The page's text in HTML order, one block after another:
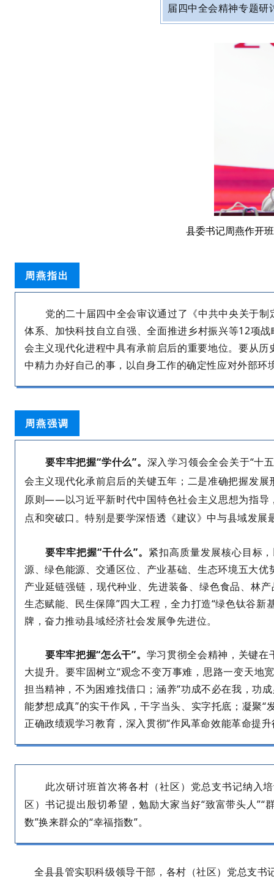
届四中全会精神专题研
县委书记周燕作开
周燕指出
党的二十届四中全会审议通过了《中共中央关于
体系、加快科技自立自强、全面推进乡村振兴等12项战
会主义现代化进程中具有承前启后的重要地位。要从
中精力办好自己的事，以自身工作的确定性应对外部环
周燕强调
要牢牢把握“学什么”。 深入学习领会全会关于“十
会主义现代化承前启后的关键五年；二是准确把握发展
原则——以习近平新时代中国特色社会主义思想为指导
点和突破口。特别是要学深悟透《建议》中与县域发
要牢牢把握“干什么”。 紧扣高质量发展核心目标
源、绿色能源、交通区位、产业基础、生态环境五大优
产业延链强链，现代种业、先进装备、绿色食品、林
生态赋能、民生保障”四大工程，全力打造“绿色钛谷新
牌，奋力推动县域经济社会发展争先进位。
要牢牢把握“怎么干”。 学习贯彻全会精神，关键
大提升。要牢固树立“观念不变万事难，思路一变天地
担当精神，不为困难找借口；涵养“功成不必在我，功
能梦想成真”的实干作风，干字当头、实字托底；凝聚“
正确政绩观学习教育，深入贯彻“作风革命效能革命提
此次研讨班首次将各村（社区）党总支书记纳入
区）书记提出殷切希望，勉励大家当好“致富带头人”“
数”换来群众的“幸福指数”。
全县县管实职科级领导干部，各村（社区）党总支书